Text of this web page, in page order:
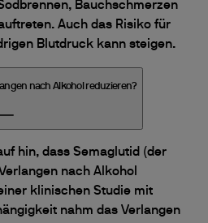
Bauchschmerzen
Auch das Risiko für
Blutdruck kann steigen.
nach Alkohol reduzieren?
hin, dass Semaglutid (der
nach Alkohol
klinischen Studie mit
nahm das Verlangen